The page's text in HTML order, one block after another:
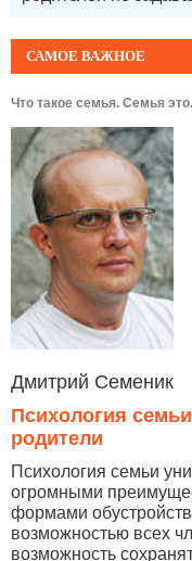
САМОЕ ВАЖНОЕ
Что такое семья. Семья
Дмитрий Семеник
Психология
родители
Психология семьи
огромными
формами
возможностью всех
возможность